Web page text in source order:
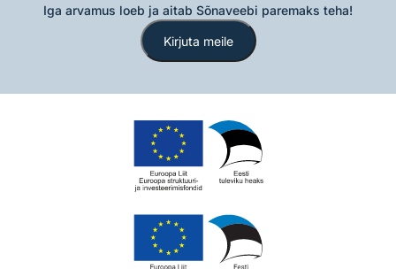
Iga arvamus loeb ja aitab Sõnaveebi paremaks teha!
Kirjuta meile